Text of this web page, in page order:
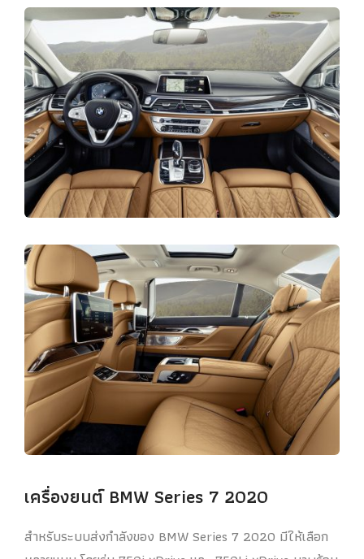
เครื่องยนต์ BMW Series 7 2020
สำหรับระบบส่งกำลังของ BMW Series 7 2020 มีให้เลือก